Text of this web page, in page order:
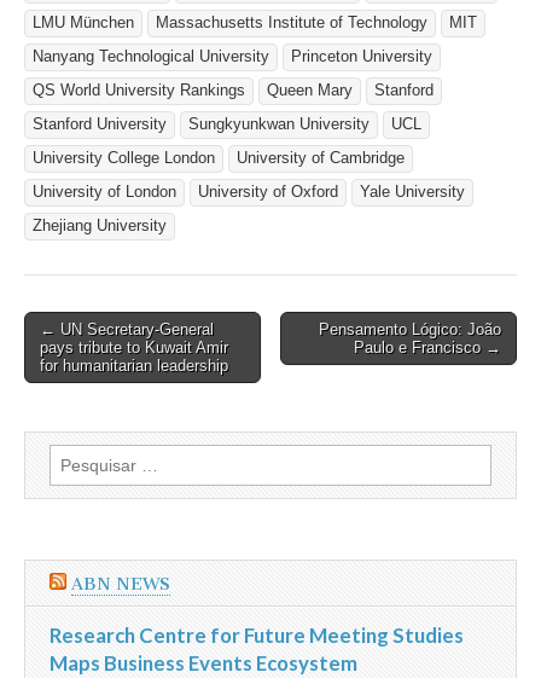
LMU München
Massachusetts Institute of Technology
MIT
Nanyang Technological University
Princeton University
QS World University Rankings
Queen Mary
Stanford
Stanford University
Sungkyunkwan University
UCL
University College London
University of Cambridge
University of London
University of Oxford
Yale University
Zhejiang University
Post
navigation
← UN Secretary-General
pays tribute to Kuwait Amir
for humanitarian leadership
Pensamento Lógico: João
Paulo e Francisco →
Pesquisar
por:
ABN NEWS
Research Centre for Future Meeting Studies
Maps Business Events Ecosystem